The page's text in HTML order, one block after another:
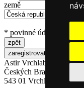
země
* povinné údaje
Astir Vrchlabí, s.r.o.
Českých Bratří 1376
543 01 Vrchlabí